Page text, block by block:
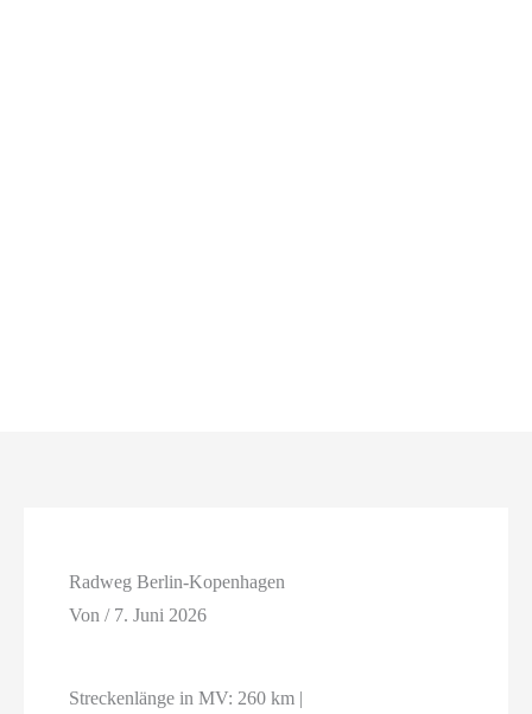
Radweg Berlin-Kopenhagen
Von/ 7. Juni 2026
Streckenlänge in MV: 260 km |